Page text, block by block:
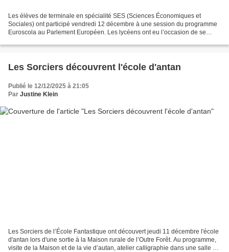
Les élèves de terminale en spécialité SES (Sciences Économiques et
Sociales) ont participé vendredi 12 décembre à une session du programme
Euroscola au Parlement Européen. Les lycéens ont eu l’occasion de se
Les Sorciers découvrent l'école d'antan
Publié le 12/12/2025 à 21:05
Par Justine Klein
Les Sorciers de l’École Fantastique ont découvert jeudi 11 décembre l'école
d'antan lors d'une sortie à la Maison rurale de l’Outre Forêt. Au programme,
visite de la Maison et de la vie d’autan, atelier calligraphie dans une salle de